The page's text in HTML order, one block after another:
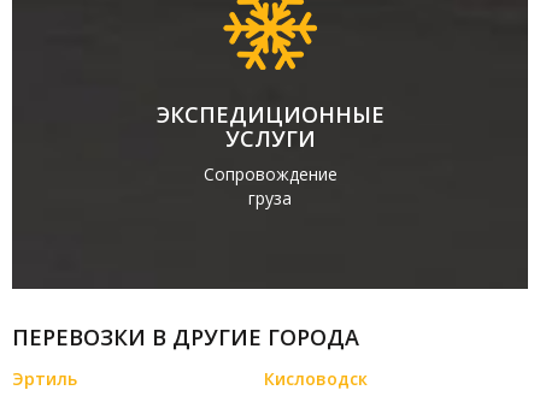
ЭКСПЕДИЦИОННЫЕ
УСЛУГИ
Сопровождение
груза
ПЕРЕВОЗКИ В ДРУГИЕ ГОРОДА
Эртиль
Кисловодск